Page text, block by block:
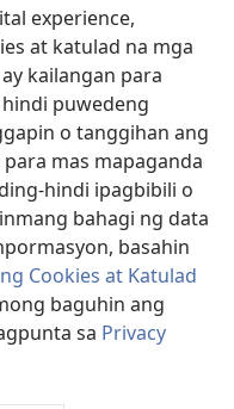
experience,
at katulad na mga
kailangan para
puwedeng
o tanggihan ang
mas mapaganda
hindi ipagbibili o
bahagi ng data
basahin
Cookies at Katulad
baguhin ang
sa Privacy
Society of Pennsylvania.